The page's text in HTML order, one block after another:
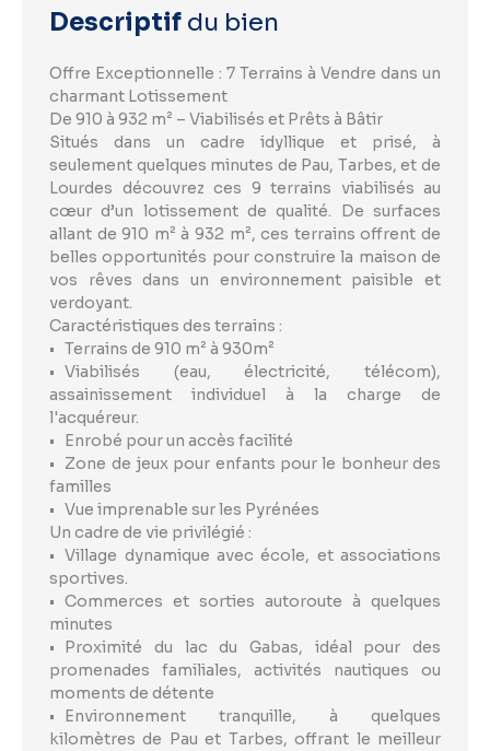
Descriptif du bien
Offre Exceptionnelle : 7 Terrains à Vendre dans un
charmant Lotissement
De 910 à 932 m² – Viabilisés et Prêts à Bâtir
Situés dans un cadre idyllique et prisé, à
seulement quelques minutes de Pau, Tarbes, et de
Lourdes découvrez ces 9 terrains viabilisés au
cœur d’un lotissement de qualité. De surfaces
allant de 910 m² à 932 m², ces terrains offrent de
belles opportunités pour construire la maison de
vos rêves dans un environnement paisible et
verdoyant.
Caractéristiques des terrains :
Terrains de 910 m² à 930m²
Viabilisés (eau, électricité, télécom),
assainissement individuel à la charge de
l'acquéreur.
Enrobé pour un accès facilité
Zone de jeux pour enfants pour le bonheur des
familles
Vue imprenable sur les Pyrénées
Un cadre de vie privilégié :
Village dynamique avec école, et associations
sportives.
Commerces et sorties autoroute à quelques
minutes
Proximité du lac du Gabas, idéal pour des
promenades familiales, activités nautiques ou
moments de détente
Environnement tranquille, à quelques
kilomètres de Pau et Tarbes, offrant le meilleur